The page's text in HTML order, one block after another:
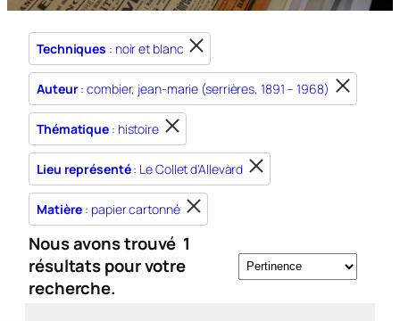
Techniques : noir et blanc
Auteur: combier, jean-marie (serrières, 1891 – 1968)
Thématique : histoire
Lieu représenté: Le Collet d'Allevard
Matière : papier cartonné
Nous avons trouvé 1
résultats pour votre
recherche.